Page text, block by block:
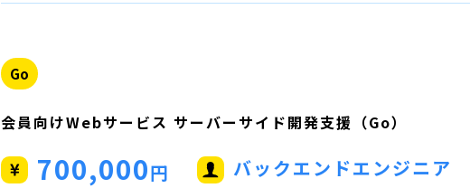
Go
会員向けWebサービス サーバーサイド開発支援（Go）
700,000円 バックエンドエンジニア